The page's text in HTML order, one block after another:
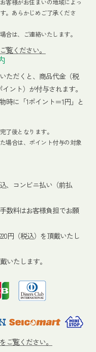
客様がお住まいの地域によっ
。あらかじめご了承くださ
合は、ご連絡いたします。
覧ください。
ただくと、商品代金（税
ント）が付与されます。
時に「1ポイント＝1円」と
了後となります。
場合は、ポイント付与の対象
、コンビニ払い（前払
数料はお客様負担でお願
円（税込）を頂戴いたし
いたします。
ご覧ください。